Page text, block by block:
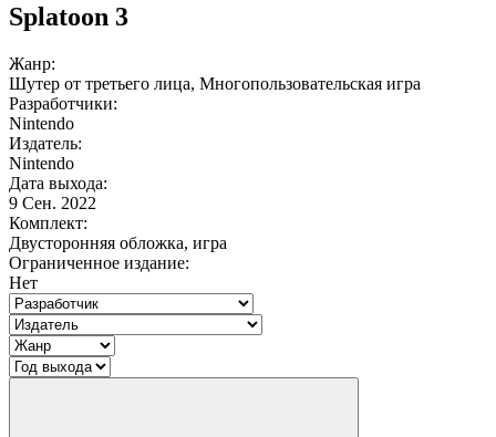
Splatoon 3
Жанр:
Шутер от третьего лица, Многопользовательская игра
Разработчики:
Nintendo
Издатель:
Nintendo
Дата выхода:
9 Сен. 2022
Комплект:
Двусторонняя обложка, игра
Ограниченное издание:
Нет